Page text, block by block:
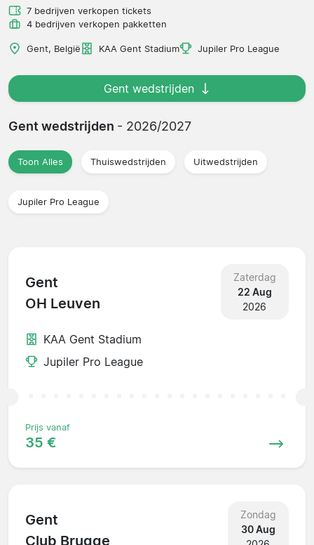
7 bedrijven verkopen tickets
4 bedrijven verkopen pakketten
Gent, België KAA Gent Stadium Jupiler Pro League
Gent wedstrijden
Gent wedstrijden - 2026/2027
Toon Alles Thuiswedstrijden Uitwedstrijden
Jupiler Pro League
Gent
OH Leuven
Zaterdag
22 Aug
2026
KAA Gent Stadium
Jupiler Pro League
Prijs vanaf
35 €
Gent
Club Brugge
Zondag
30 Aug